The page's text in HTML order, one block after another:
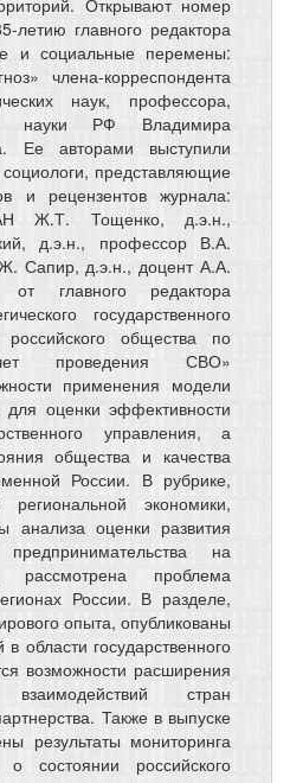
Открывают номер
летию главного редактора
и социальные перемены:
члена-корреспондента
наук, профессора,
науки РФ Владимира
Ее авторами выступили
представляющие
и рецензентов журнала:
Ж.Т. Тощенко, д.э.н.,
д.э.н., профессор В.А.
Сапир, д.э.н., доцент А.А.
главного редактора
государственного
общества по
проведения СВО»
применения модели
для оценки эффективности
управления, а
общества и качества
России. В рубрике,
экономики,
анализа оценки развития
на
рассмотрена проблема
России. В разделе,
опыта, опубликованы
области государственного
возможности расширения
взаимодействий стран
Также в выпуске
результаты мониторинга
состоянии российского